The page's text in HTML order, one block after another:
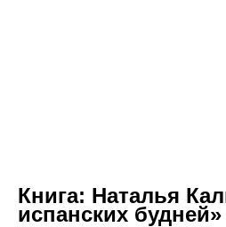
Книга: Наталья
испанских будней»